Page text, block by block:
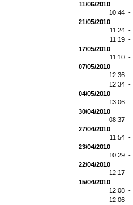
11/06/2010
10:44 -
21/05/2010
11:24 -
11:19 -
17/05/2010
11:10 -
07/05/2010
12:36 -
12:34 -
04/05/2010
13:06 -
30/04/2010
08:37 -
27/04/2010
11:54 -
23/04/2010
10:29 -
22/04/2010
12:17 -
15/04/2010
12:08 -
12:06 -